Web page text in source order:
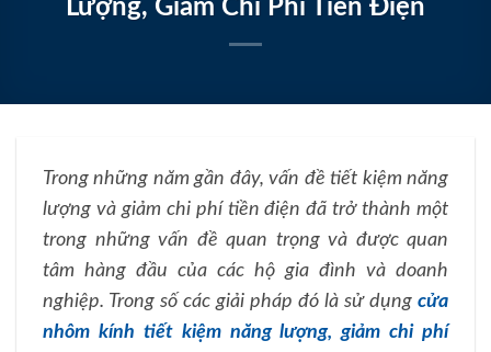
Lượng, Giảm Chi Phí Tiền Điện
Trong những năm gần đây, vấn đề tiết kiệm năng
lượng và giảm chi phí tiền điện đã trở thành một
trong những vấn đề quan trọng và được quan
tâm hàng đầu của các hộ gia đình và doanh
nghiệp. Trong số các giải pháp đó là sử dụng cửa
nhôm kính tiết kiệm năng lượng, giảm chi phí